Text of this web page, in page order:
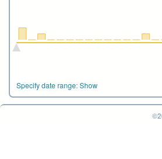
Specify date range:Show